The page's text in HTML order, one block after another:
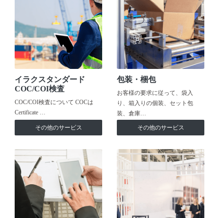
イラクスタンダード
COC/COI検査
COC/COI検査について COCは
Certificate …
その他のサービス
包装・梱包
お客様の要求に従って、袋入
り、箱入りの個装、セット包
装、倉庫…
その他のサービス